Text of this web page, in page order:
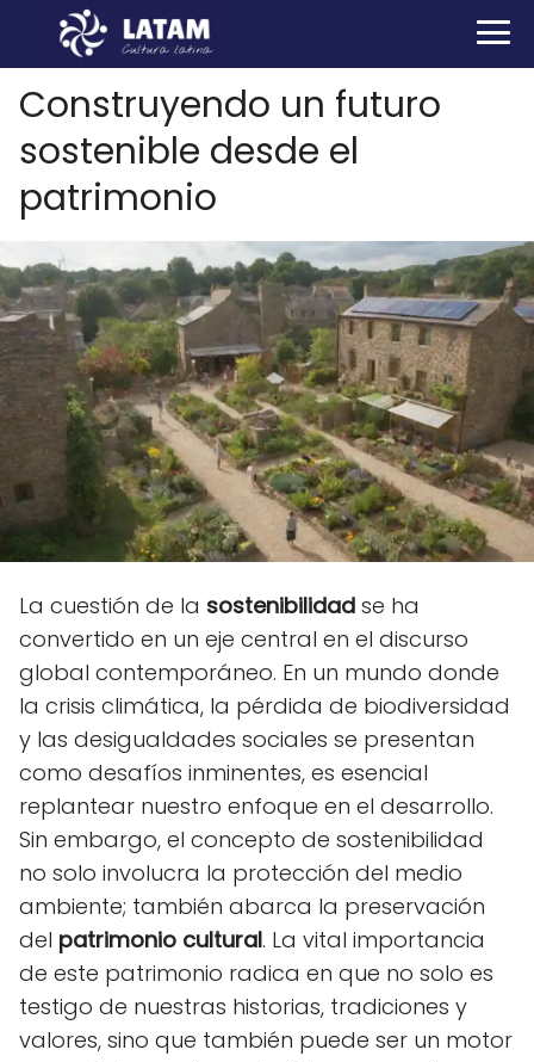
Construyendo un futuro
sostenible desde el
patrimonio
La cuestión de la sostenibilidad se ha
convertido en un eje central en el discurso
global contemporáneo. En un mundo donde
la crisis climática, la pérdida de biodiversidad
y las desigualdades sociales se presentan
como desafíos inminentes, es esencial
replantear nuestro enfoque en el desarrollo.
Sin embargo, el concepto de sostenibilidad
no solo involucra la protección del medio
ambiente; también abarca la preservación
del patrimonio cultural. La vital importancia
de este patrimonio radica en que no solo es
testigo de nuestras historias, tradiciones y
valores, sino que también puede ser un motor